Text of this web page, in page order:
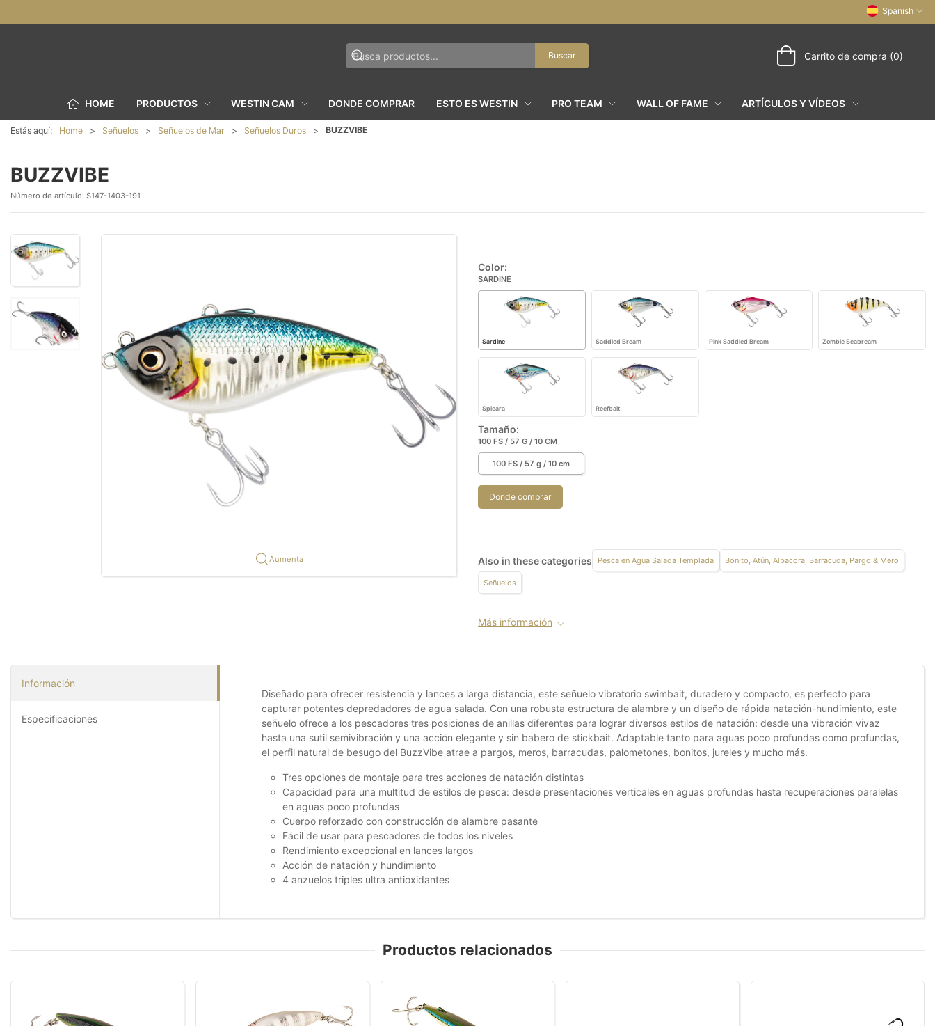
Spanish
Buscar Carrito de compra (0)
HOME PRODUCTOS WESTIN CAM DONDE COMPRAR ESTO ES WESTIN PRO TEAM WALL OF FAME ARTÍCULOS Y VÍDEOS
Estás aquí: Home Señuelos Señuelos de Mar Señuelos Duros BUZZVIBE
BUZZVIBE
Número de artículo: S147-1403-191
Aumenta
Color:
SARDINE
Sardine Saddled Bream Pink Saddled Bream Zombie Seabream
Spicara Reefbait
Tamaño:
100 FS / 57 G / 10 CM
100 FS / 57 g / 10 cm
Donde comprar
Also in these categories Pesca en Agua Salada Templada Bonito, Atún, Albacora, Barracuda, Pargo & Mero
Señuelos
Más información
Información
Especificaciones
Diseñado para ofrecer resistencia y lances a larga distancia, este señuelo vibratorio swimbait, duradero y compacto, es perfecto para
capturar potentes depredadores de agua salada. Con una robusta estructura de alambre y un diseño de rápida natación-hundimiento, este
señuelo ofrece a los pescadores tres posiciones de anillas diferentes para lograr diversos estilos de natación: desde una vibración vivaz
hasta una sutil semivibración y una acción elegante y sin babero de stickbait. Adaptable tanto para aguas poco profundas como profundas,
el perfil natural de besugo del BuzzVibe atrae a pargos, meros, barracudas, palometones, bonitos, jureles y mucho más.
Tres opciones de montaje para tres acciones de natación distintas
Capacidad para una multitud de estilos de pesca: desde presentaciones verticales en aguas profundas hasta recuperaciones paralelas
en aguas poco profundas
Cuerpo reforzado con construcción de alambre pasante
Fácil de usar para pescadores de todos los niveles
Rendimiento excepcional en lances largos
Acción de natación y hundimiento
4 anzuelos triples ultra antioxidantes
Productos relacionados